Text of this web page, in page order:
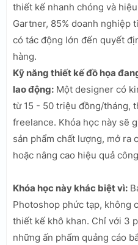
thiết kế nhanh chóng và
Gartner, 85% doanh nghiệp
có tác động lớn đến quyết
hàng.
Kỹ năng thiết kế đồ họa
lao động: Một designer có
từ 15 - 50 triệu đồng/tháng,
freelance. Khóa học này sẽ
sản phẩm chất lượng, mở ra
hoặc nâng cao hiệu quả
Khóa học này khác biệt vì:
Photoshop phức tạp, không
thiết kế khô khan. Chỉ với 3
những ấn phẩm quảng cáo